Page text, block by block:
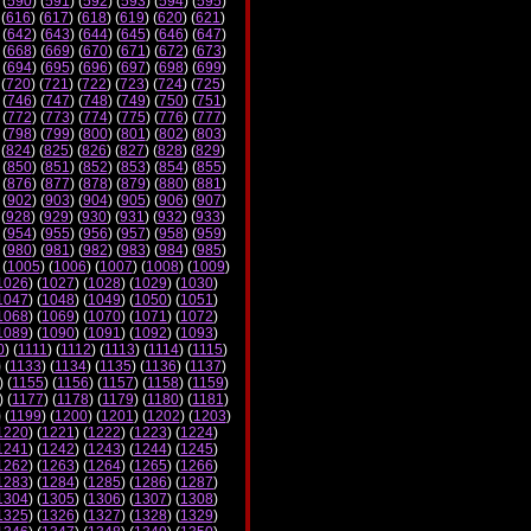
616) (617) (618) (619) (620) (621)
642) (643) (644) (645) (646) (647)
668) (669) (670) (671) (672) (673)
694) (695) (696) (697) (698) (699)
720) (721) (722) (723) (724) (725)
746) (747) (748) (749) (750) (751)
772) (773) (774) (775) (776) (777)
798) (799) (800) (801) (802) (803)
824) (825) (826) (827) (828) (829)
850) (851) (852) (853) (854) (855)
876) (877) (878) (879) (880) (881)
902) (903) (904) (905) (906) (907)
928) (929) (930) (931) (932) (933)
954) (955) (956) (957) (958) (959)
980) (981) (982) (983) (984) (985)
1005) (1006) (1007) (1008) (1009)
) (1027) (1028) (1029) (1030)
) (1048) (1049) (1050) (1051)
) (1069) (1070) (1071) (1072)
) (1090) (1091) (1092) (1093)
) (1111) (1112) (1113) (1114) (1115)
(1133) (1134) (1135) (1136) (1137)
(1155) (1156) (1157) (1158) (1159)
) (1177) (1178) (1179) (1180) (1181)
(1199) (1200) (1201) (1202) (1203)
) (1221) (1222) (1223) (1224)
) (1242) (1243) (1244) (1245)
) (1263) (1264) (1265) (1266)
) (1284) (1285) (1286) (1287)
) (1305) (1306) (1307) (1308)
) (1326) (1327) (1328) (1329)